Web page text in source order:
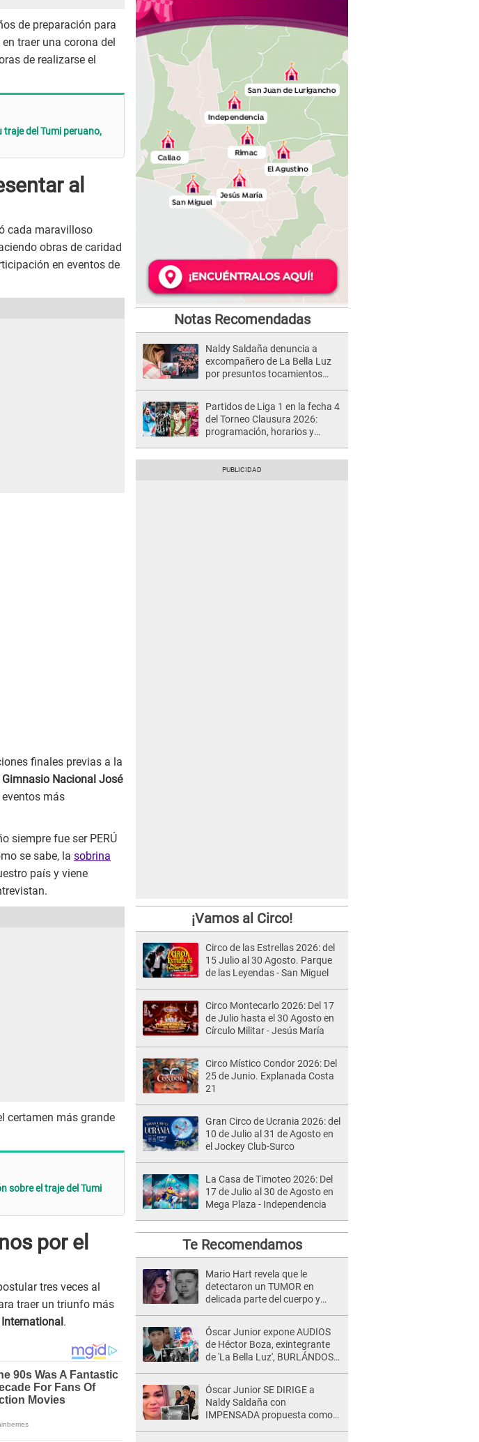
de preparación para
traer una corona del
de realizarse el
traje del Tumi peruano,
al
cada maravilloso
obras de caridad
en eventos de
finales previas a la
Gimnasio Nacional José
más
siempre fue ser PERÚ
se sabe, la sobrina
país y viene
certamen más grande
sobre el traje del Tumi
por el
tres veces al
traer un triunfo más
.
Notas Recomendadas
Naldy Saldaña denuncia a
excompañero de La Bella Luz
por presuntos tocamientos
Partidos de Liga 1 en la fecha 4
del Torneo Clausura 2026:
programación, horarios y
¡Vamos al Circo!
Circo de las Estrellas 2026: del
15 Julio al 30 Agosto. Parque
de las Leyendas - San Miguel
Circo Montecarlo 2026: Del 17
de Julio hasta el 30 Agosto en
Círculo Militar - Jesús María
Circo Místico Condor 2026: Del
25 de Junio. Explanada Costa
21
Gran Circo de Ucrania 2026: del
10 de Julio al 31 de Agosto en
el Jockey Club-Surco
La Casa de Timoteo 2026: Del
17 de Julio al 30 de Agosto en
Mega Plaza - Independencia
Te Recomendamos
Mario Hart revela que le
detectaron un TUMOR en
delicada parte del cuerpo y
muy fuertes..."
Óscar Junior expone AUDIOS
de Héctor Boza, exintegrante
de 'La Bella Luz', BURLÁNDOSE
de maltrato: "Grábame..."
Óscar Junior SE DIRIGE a
Naldy Saldaña con
IMPENSADA propuesta como